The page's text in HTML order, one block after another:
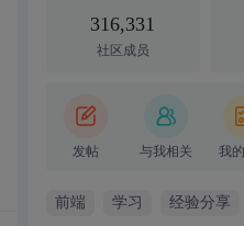
316,331
社区成员
发帖 与我相关 我
前端 学习 经验分享